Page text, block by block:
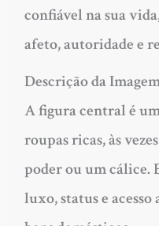
confiável na sua
afeto, autoridade e
Descrição da
A figura central é
roupas ricas, às
poder ou um cálice.
luxo, status e